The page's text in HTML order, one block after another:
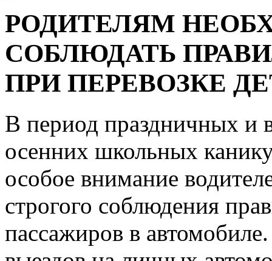
РОДИТЕЛЯМ
СОБЛЮДАТЬ
ПРИ ПЕРЕВОЗКЕ
В период праздничных и
осенних школьных
особое внимание
строгого соблюдения
пассажиров в